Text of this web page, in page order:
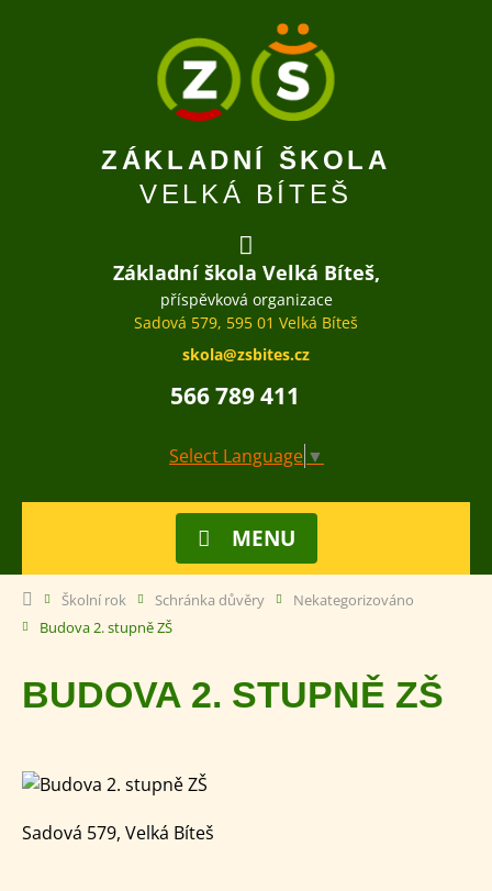
ZÁKLADNÍ ŠKOLA
VELKÁ BÍTEŠ
Základní škola Velká Bíteš,
příspěvková organizace
Sadová 579, 595 01 Velká Bíteš
skola@zsbites.cz
566 789 411
Select Language ▼
MENU
Školní rok Schránka důvěry
Nekategorizováno
Budova 2. stupně ZŠ
BUDOVA 2. STUPNĚ ZŠ
Sadová 579, Velká Bíteš